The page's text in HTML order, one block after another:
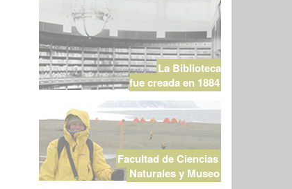
La Biblioteca
fue creada en 1884
Facultad de Ciencias
Naturales y Museo